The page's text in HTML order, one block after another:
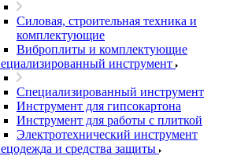
Силовая, строительная техника и
комплектующие
Виброплиты и комплектующие
инструмент
Специализированный инструмент
Инструмент для гипсокартона
Инструмент для работы с плиткой
Электротехнический инструмент
и средства защиты